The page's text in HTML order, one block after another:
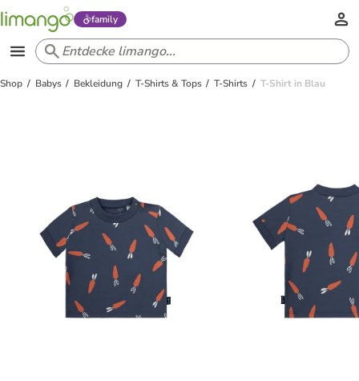
family
Shop Babys Bekleidung T-Shirts & Tops T-Shirts T-Shirt in Blau